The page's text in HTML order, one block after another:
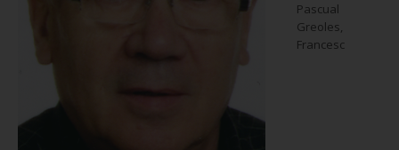
Pascual
Greoles,
Francesc